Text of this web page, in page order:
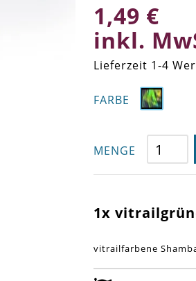
1,49 €
inkl.
Lieferzeit 1-4
FARBE
MENGE
1x
vitrailfarbene